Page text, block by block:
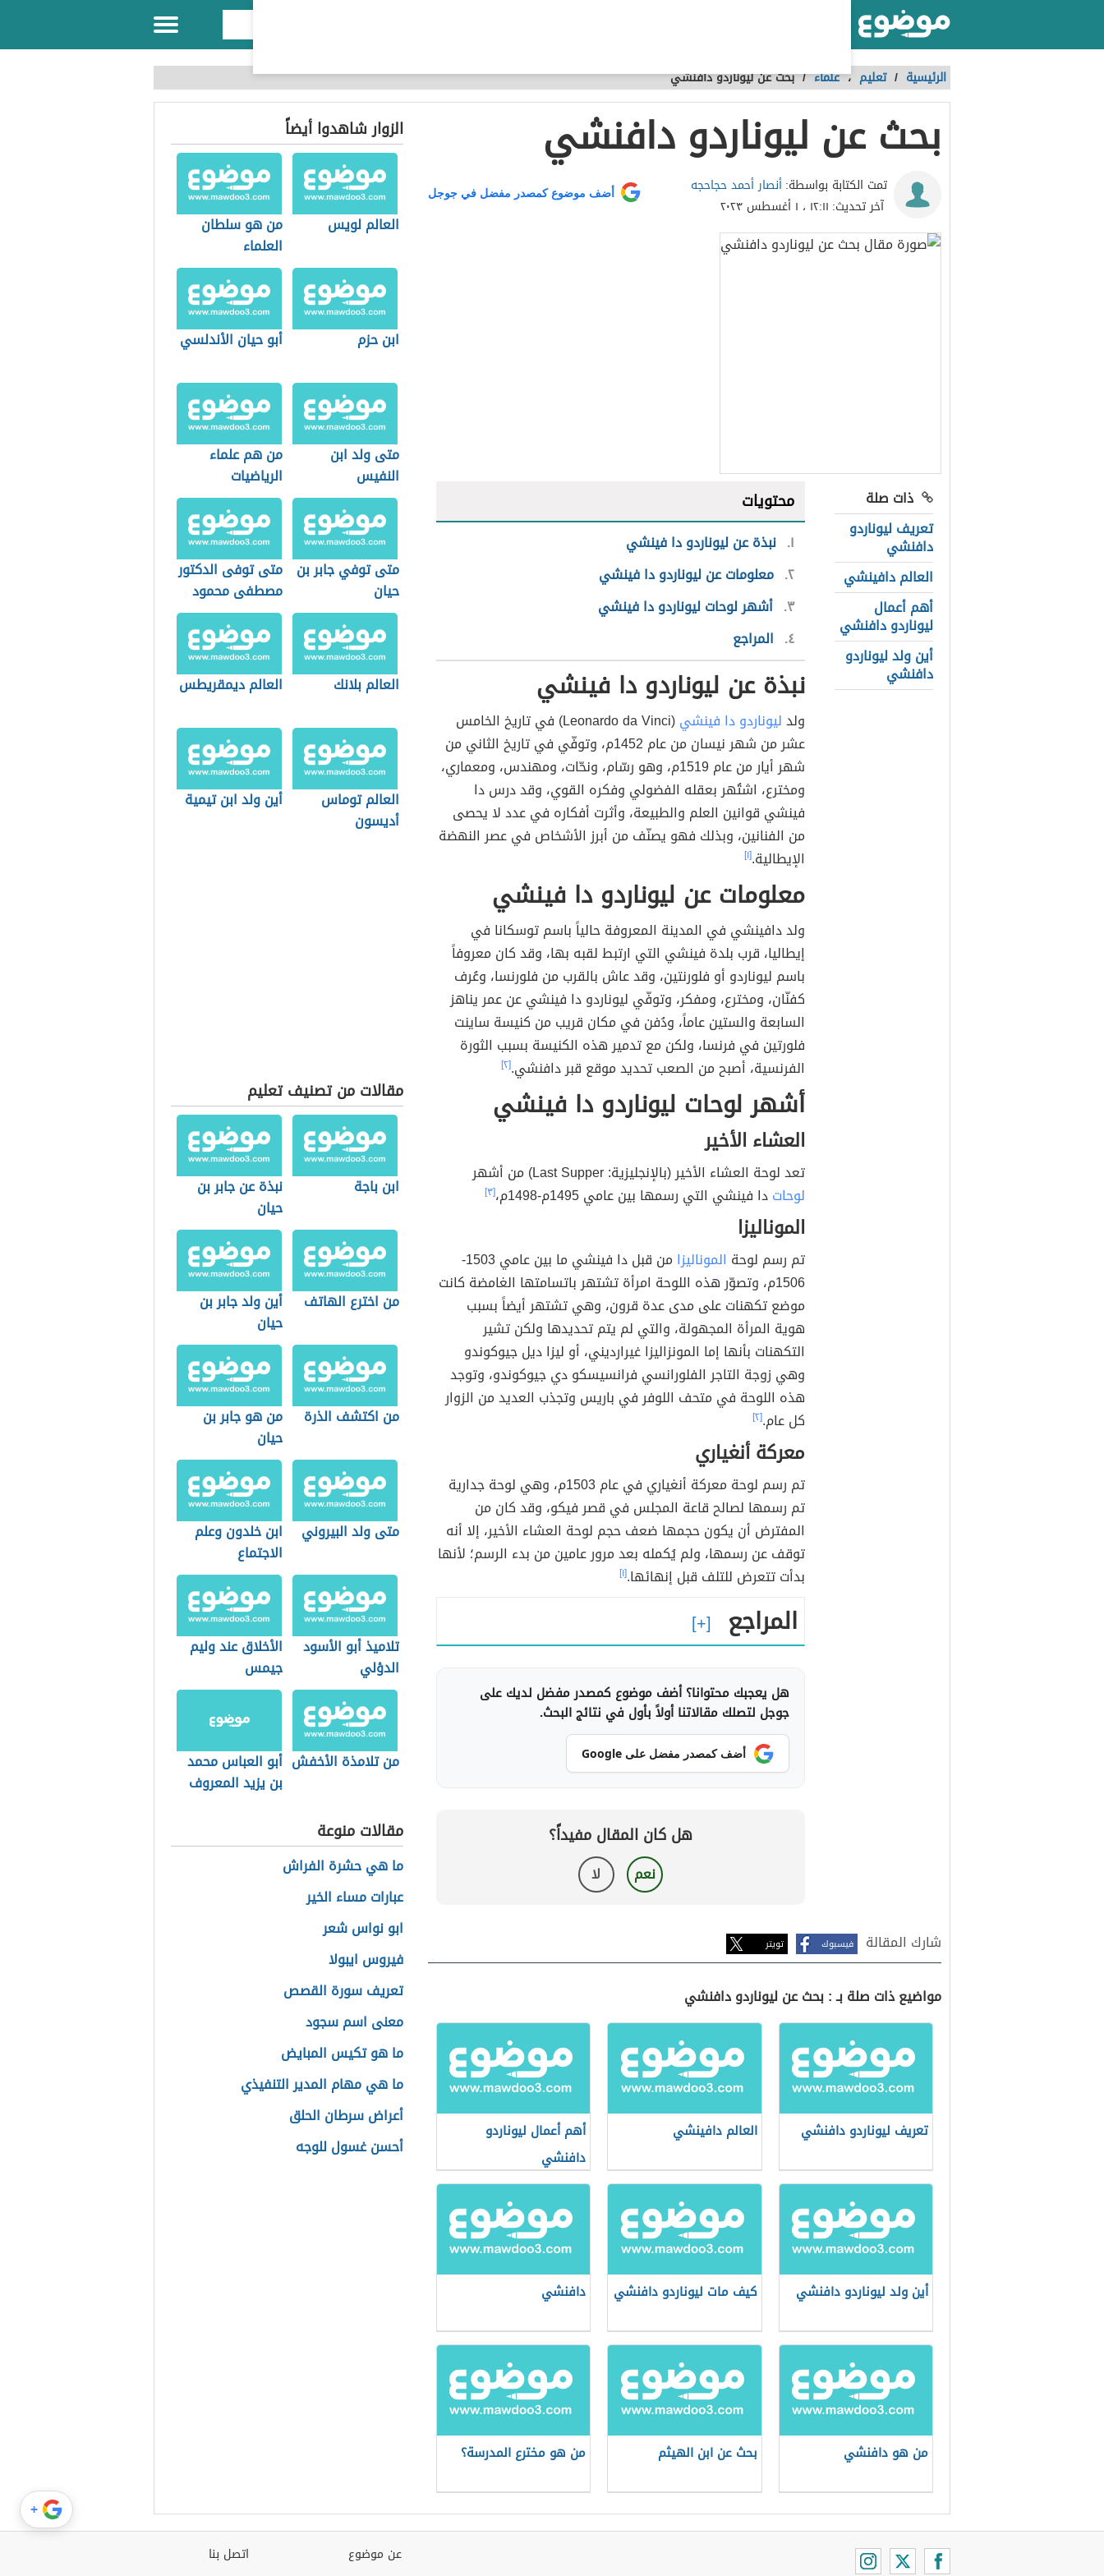
الرئيسية / تعليم ،علماء /بحث عن ليوناردو دافنشي
بحث عن ليوناردو دافنشي
تمت الكتابة بواسطة:أنصار أحمد حجاحجه
آخر تحديث: ١٢:١١ ، ١ أغسطس ٢٠٢٣
أضف موضوع كمصدر مفضل في جوجل
ذات صلة
تعريف ليوناردو
دافنشي
العالم دافينشي
أهم أعمال
ليوناردو دافنشي
أين ولد ليوناردو
دافنشي
محتويات
١ نبذة عن ليوناردو دا فينشي
٢ معلومات عن ليوناردو دا فينشي
٣ أشهر لوحات ليوناردو دا فينشي
٤ المراجع
نبذة عن ليوناردو دا فينشي
ولدليوناردو دا فينشي
(Leonardo da Vinci) في تاريخ الخامس
عشر من شهر نيسان من عام 1452م، وتوفّي في تاريخ الثاني من
شهر أيار من عام 1519م، وهو رسّام، ونحّات، ومهندس، ومعماري،
ومخترع، اشتُهر بعقله الفضولي وفكره القوي، وقد درس دا
فينشي قوانين العلم والطبيعة، وأثرت أفكاره في عدد لا يحصى
من الفنانين، وبذلك فهو يصنّف من أبرز الأشخاص في عصر النهضة
الإيطالية.[١]
معلومات عن ليوناردو دا فينشي
ولد دافينشي في المدينة المعروفة حالياً باسم توسكانا في
إيطاليا، قرب بلدة فينشي التي ارتبط لقبه بها، وقد كان معروفاً
باسم ليوناردو أو فلورنتين، وقد عاش بالقرب من فلورنسا، وعُرف
كفنّان، ومخترع، ومفكر، وتوفّي ليوناردو دا فينشي عن عمر يناهز
السابعة والستين عاماً، ودُفن في مكان قريب من كنيسة ساينت
فلورتين في فرنسا، ولكن مع تدمير هذه الكنيسة بسبب الثورة
الفرنسية، أصبح من الصعب تحديد موقع قبر دافنشي.[٢]
أشهر لوحات ليوناردو دا فينشي
العشاء الأخير
تعد لوحة العشاء الأخير (بالإنجليزية: Last Supper) من أشهر
لوحاتدا فينشي التي رسمها بين عامي 1495م-1498م، [٣]
الموناليزا
تم رسم لوحة الموناليزا
من قبل دا فينشي ما بين عامي 1503-
1506م، وتصوّر هذه اللوحة امرأة تشتهر باتسامتها الغامضة كانت
موضع تكهنات على مدى عدة قرون، وهي تشتهر أيضاً بسبب
هوية المرأة المجهولة، والتي لم يتم تحديدها ولكن تشير
التكهنات بأنها إما المونزاليزا غيرارديني، أو ليزا ديل جيوكوندو
وهي زوجة التاجر الفلورانسي فرانسيسكو دي جيوكوندو، وتوجد
هذه اللوحة في متحف اللوفر في باريس وتجذب العديد من الزوار
كل عام.[٢]
معركة أنغياري
تم رسم لوحة معركة أنغياري في عام 1503م، وهي لوحة جدارية
تم رسمها لصالح قاعة المجلس في قصر فيكو، وقد كان من
المفترض أن يكون حجمها ضعف حجم لوحة العشاء الأخير، إلا أنه
توقف عن رسمها، ولم يُكمله بعد مرور عامين من بدء الرسم؛ لأنها
بدأت تتعرض للتلف قبل إنهائها.[١]
المراجع
هل يعجبك محتوانا؟ أضف موضوع كمصدر مفضل لديك على
جوجل لتصلك مقالاتنا أولاً بأول في نتائج البحث.
أضف كمصدر مفضل على Google
هل كان المقال مفيداً؟
نعم لا
شارك المقالة فيسبوك تويتر
مواضيع ذات صلة بـ : بحث عن ليوناردو دافنشي
تعريف ليوناردو دافنشي العالم دافينشي
أهم أعمال ليوناردو
دافنشي
أين ولد ليوناردو دافنشي كيف مات ليوناردو دافنشي دافنشي
من هو دافنشي بحث عن ابن الهيثم من هو مخترع المدرسة؟
الزوار شاهدوا أيضاً
العالم لويس
من هو سلطان
العلماء
ابن حزم أبو حيان الأندلسي
متى ولد ابن
النفيس
من هم علماء
الرياضيات
متى توفي جابر بن
حيان
متى توفى الدكتور
مصطفى محمود
العالم بلانك العالم ديمقريطس
العالم توماس
أديسون
أين ولد ابن تيمية
مقالات من تصنيف تعليم
ابن باجة
نبذة عن جابر بن
حيان
من اخترع الهاتف
أين ولد جابر بن
حيان
من اكتشف الذرة
من هو جابر بن
حيان
متى ولد البيروني
ابن خلدون وعلم
الاجتماع
تلاميذ أبو الأسود
الدؤلي
الأخلاق عند وليم
جيمس
من تلامذة الأخفش أبو العباس محمد
بن يزيد المعروف
مقالات منوعة
ما هي حشرة الفراش
عبارات مساء الخير
ابو نواس شعر
فيروس ايبولا
تعريف سورة القصص
معنى اسم سجود
ما هو تكيس المبايض
ما هي مهام المدير التنفيذي
أعراض سرطان الحلق
أحسن غسول للوجه
اتصل بنا
عن موضوع
+